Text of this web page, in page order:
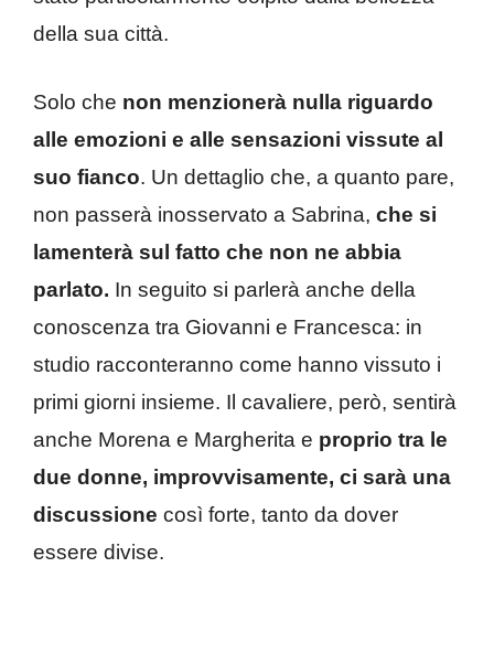
della sua città.
Solo che non menzionerà nulla riguardo
alle emozioni e alle sensazioni vissute al
suo fianco. Un dettaglio che, a quanto pare,
non passerà inosservato a Sabrina, che si
lamenterà sul fatto che non ne abbia
parlato. In seguito si parlerà anche della
conoscenza tra Giovanni e Francesca: in
studio racconteranno come hanno vissuto i
primi giorni insieme. Il cavaliere, però, sentirà
anche Morena e Margherita e proprio tra le
due donne, improvvisamente, ci sarà una
discussione così forte, tanto da dover
essere divise.